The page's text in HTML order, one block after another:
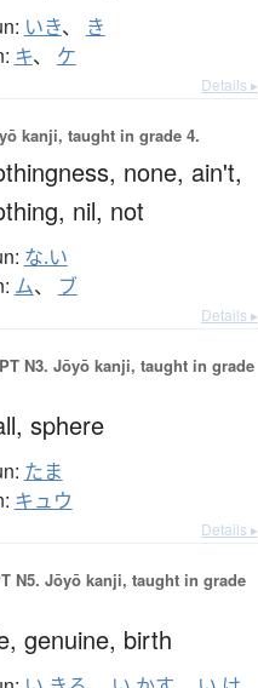
いき、 き
キ、 ケ
Details ▸
kanji, taught in grade 4.
none, ain't,
nil, not
な.い
ム、 ブ
Details ▸
N3. Jōyō kanji, taught in grade
sphere
たま
キュウ
Details ▸
N5. Jōyō kanji, taught in grade
genuine, birth